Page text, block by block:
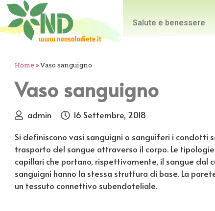
Salute e benessere
Home »Vaso sanguigno
Vaso sanguigno
admin
16 Settembre, 2018
Si definiscono vasi sanguigni o sanguiferi i
trasporto del sangue attraverso il corpo. Le
capillari che portano, rispettivamente, il sangue dal
sanguigni hanno la stessa struttura di base. La
un tessuto connettivo subendoteliale.